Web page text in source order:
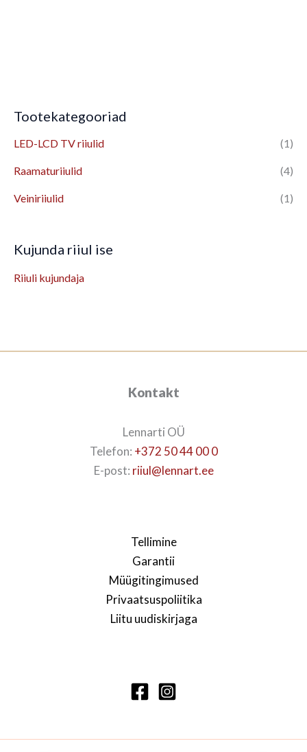
Tootekategooriad
LED-LCD TV riiulid (1)
Raamaturiiulid (4)
Veiniriiulid (1)
Kujunda riiul ise
Riiuli kujundaja
Kontakt
Lennarti OÜ
Telefon: +372 50 44 00 0
E-post: riiul@lennart.ee
Tellimine
Garantii
Müügitingimused
Privaatsuspoliitika
Liitu uudiskirjaga